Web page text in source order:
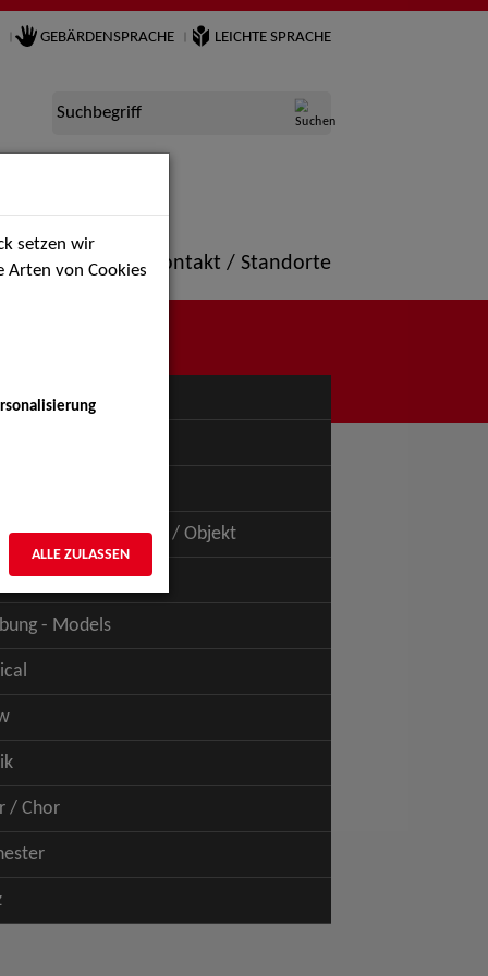
GEBÄRDENSPRACHE LEICHTE SPRACHE
Suchbegriff
Portfolio Kontakt / Standorte
- Figur / Puppe / Objekt
- Talents
- Models
/ Chor
setzen wir
Arten von Cookies
ALLE ZULASSEN